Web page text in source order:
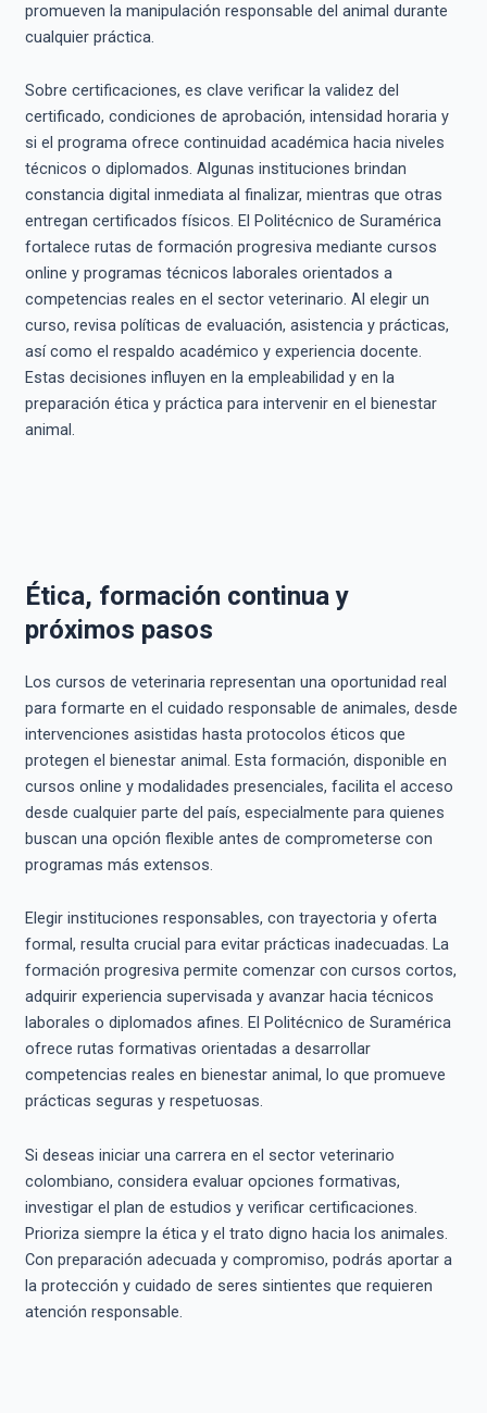
promueven la manipulación responsable del animal durante
cualquier práctica.
Sobre certificaciones, es clave verificar la validez del
certificado, condiciones de aprobación, intensidad horaria y
si el programa ofrece continuidad académica hacia niveles
técnicos o diplomados. Algunas instituciones brindan
constancia digital inmediata al finalizar, mientras que otras
entregan certificados físicos. El Politécnico de Suramérica
fortalece rutas de formación progresiva mediante cursos
online y programas técnicos laborales orientados a
competencias reales en el sector veterinario. Al elegir un
curso, revisa políticas de evaluación, asistencia y prácticas,
así como el respaldo académico y experiencia docente.
Estas decisiones influyen en la empleabilidad y en la
preparación ética y práctica para intervenir en el bienestar
animal.
Ética, formación continua y
próximos pasos
Los cursos de veterinaria representan una oportunidad real
para formarte en el cuidado responsable de animales, desde
intervenciones asistidas hasta protocolos éticos que
protegen el bienestar animal. Esta formación, disponible en
cursos online y modalidades presenciales, facilita el acceso
desde cualquier parte del país, especialmente para quienes
buscan una opción flexible antes de comprometerse con
programas más extensos.
Elegir instituciones responsables, con trayectoria y oferta
formal, resulta crucial para evitar prácticas inadecuadas. La
formación progresiva permite comenzar con cursos cortos,
adquirir experiencia supervisada y avanzar hacia técnicos
laborales o diplomados afines. El Politécnico de Suramérica
ofrece rutas formativas orientadas a desarrollar
competencias reales en bienestar animal, lo que promueve
prácticas seguras y respetuosas.
Si deseas iniciar una carrera en el sector veterinario
colombiano, considera evaluar opciones formativas,
investigar el plan de estudios y verificar certificaciones.
Prioriza siempre la ética y el trato digno hacia los animales.
Con preparación adecuada y compromiso, podrás aportar a
la protección y cuidado de seres sintientes que requieren
atención responsable.